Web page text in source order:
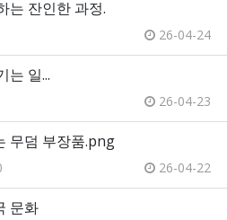
는 잔인한 과정.
26-04-24
는 일...
26-04-23
무덤 부장품.png
26-04-22
문화